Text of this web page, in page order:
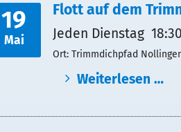
19
Mai
Flott auf dem
Jeden Dienstag 18:30
Ort: Trimmdichpfad
Weiterlesen …